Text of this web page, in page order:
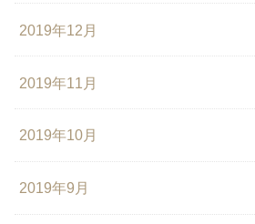
2019年12月
2019年11月
2019年10月
2019年9月